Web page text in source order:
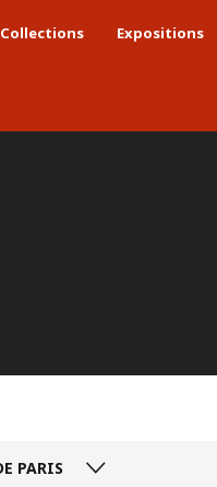
Collections Expositions
PARIS